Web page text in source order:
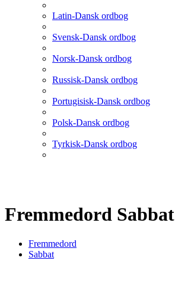
Latin-Dansk ordbog
Svensk-Dansk ordbog
Norsk-Dansk ordbog
Russisk-Dansk ordbog
Portugisisk-Dansk ordbog
Polsk-Dansk ordbog
Tyrkisk-Dansk ordbog
Fremmedord Sabbat
Fremmedord
Sabbat